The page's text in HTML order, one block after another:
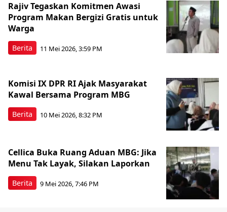
Berita
Rajiv Tegaskan Komitmen Awasi
Program Makan Bergizi Gratis untuk
Warga
11 Mei 2026, 3:59 PM
Berita
Komisi IX DPR RI Ajak Masyarakat
Kawal Bersama Program MBG
10 Mei 2026, 8:32 PM
Berita
Cellica Buka Ruang Aduan MBG: Jika
Menu Tak Layak, Silakan Laporkan
9 Mei 2026, 7:46 PM